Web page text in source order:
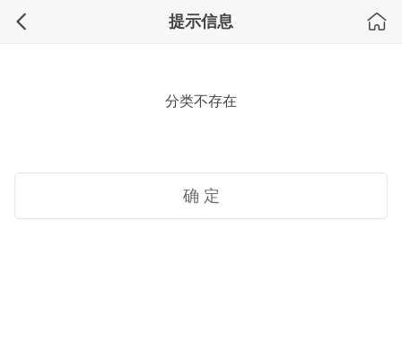
提示信息
分类不存在